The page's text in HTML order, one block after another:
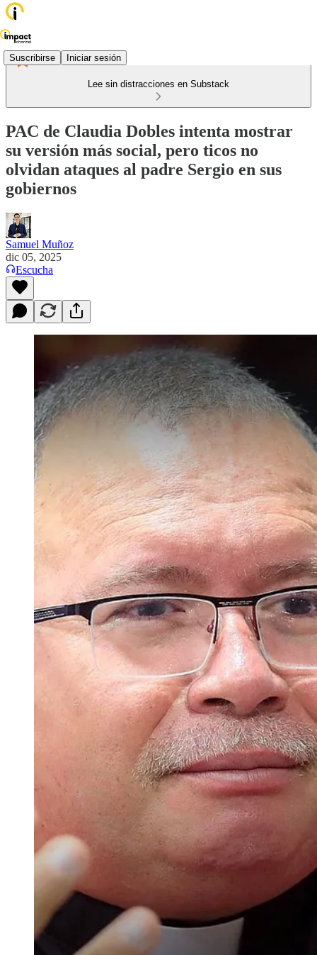
Suscribirse Iniciar sesión
Lee sin distracciones en Substack
PAC de Claudia Dobles intenta mostrar
su versión más social, pero ticos no
olvidan ataques al padre Sergio en sus
gobiernos
Samuel Muñoz
dic 05, 2025
Escucha